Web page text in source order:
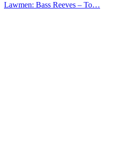
Lawmen: Bass Reeves – Το…